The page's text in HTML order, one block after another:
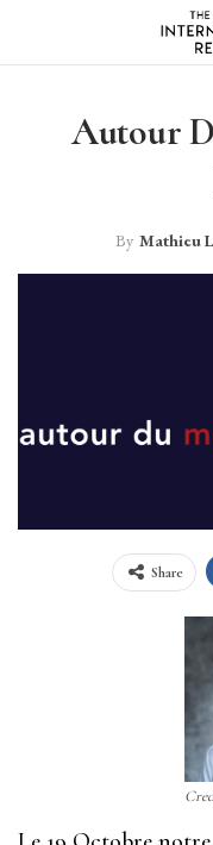
Autour
By Mathieu
Share